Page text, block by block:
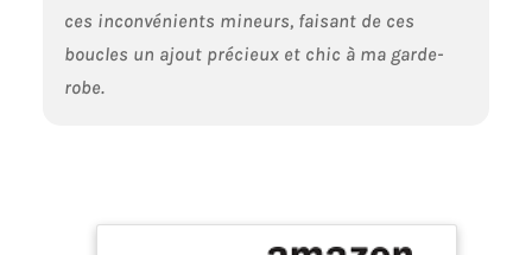
ces inconvénients mineurs, faisant de ces
boucles un ajout précieux et chic à ma garde-
robe.